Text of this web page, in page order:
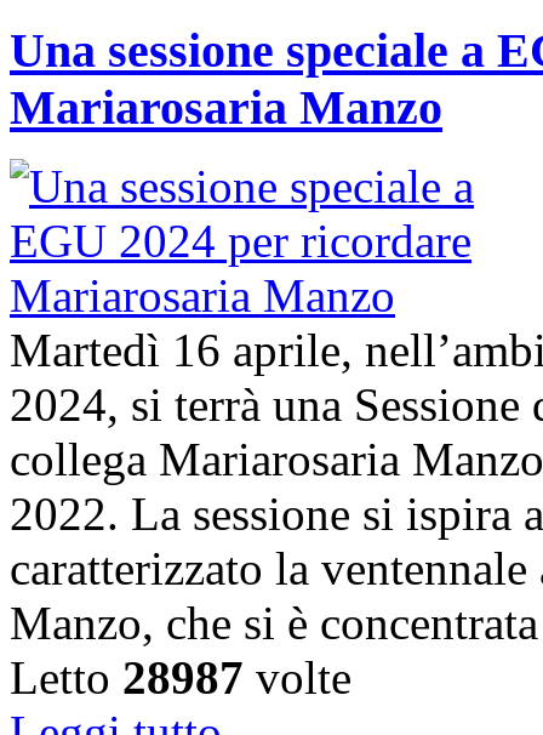
Una sessione speciale a
Mariarosaria Manzo
Martedì 16 aprile,
2024, si terrà una
collega Mariarosaria
2022. La sessione si ispira
caratterizzato la
Manzo, che si è
Letto 28987 volte